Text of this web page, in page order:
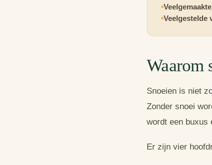
Veelgestelde
Waarom
Snoeien is niet
Zonder snoei
wordt een buxus
Er zijn vier